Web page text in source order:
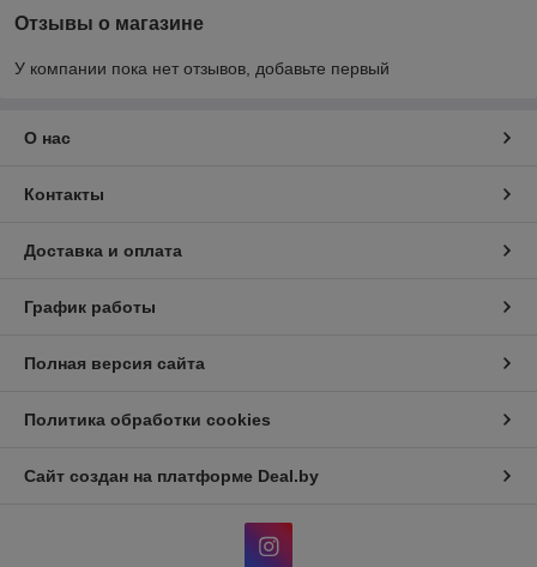
Отзывы о магазине
У компании пока нет отзывов, добавьте первый
О нас
Контакты
Доставка и оплата
График работы
Полная версия сайта
Политика обработки cookies
Сайт создан на платформе Deal.by